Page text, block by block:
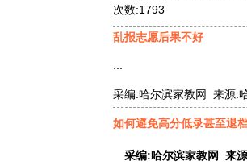
次数:1793
乱报志愿后果不好
采编:哈尔滨家教网 来源:
如何避免高分低录甚至退
采编:哈尔滨家教网 来